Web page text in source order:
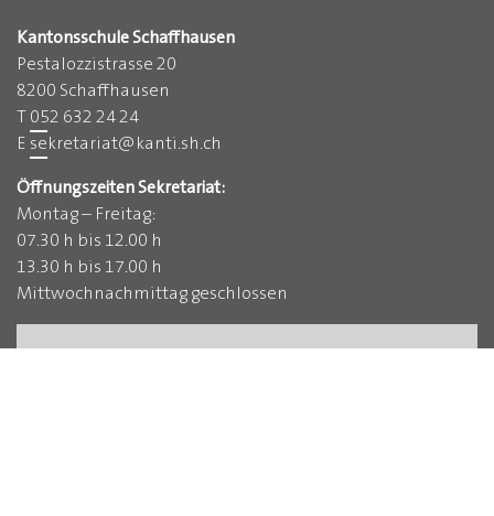
Kantonsschule Schaffhausen
Pestalozzistrasse 20
8200 Schaffhausen
T052 632 24 24
E sekretariat@kanti.sh.ch
Öffnungszeiten Sekretariat:
Montag – Freitag:
07.30 h bis 12.00 h
13.30 h bis 17.00 h
Mittwochnachmittag geschlossen